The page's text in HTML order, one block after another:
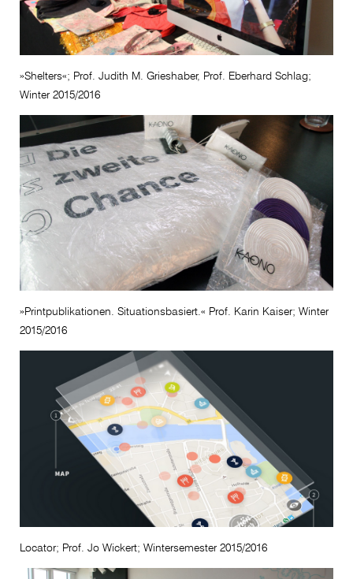
»Shelters«; Prof. Judith M. Grieshaber, Prof. Eberhard Schlag;
Winter 2015/2016
»Printpublikationen. Situationsbasiert.« Prof. Karin Kaiser; Winter
2015/2016
Locator; Prof. Jo Wickert; Wintersemester 2015/2016